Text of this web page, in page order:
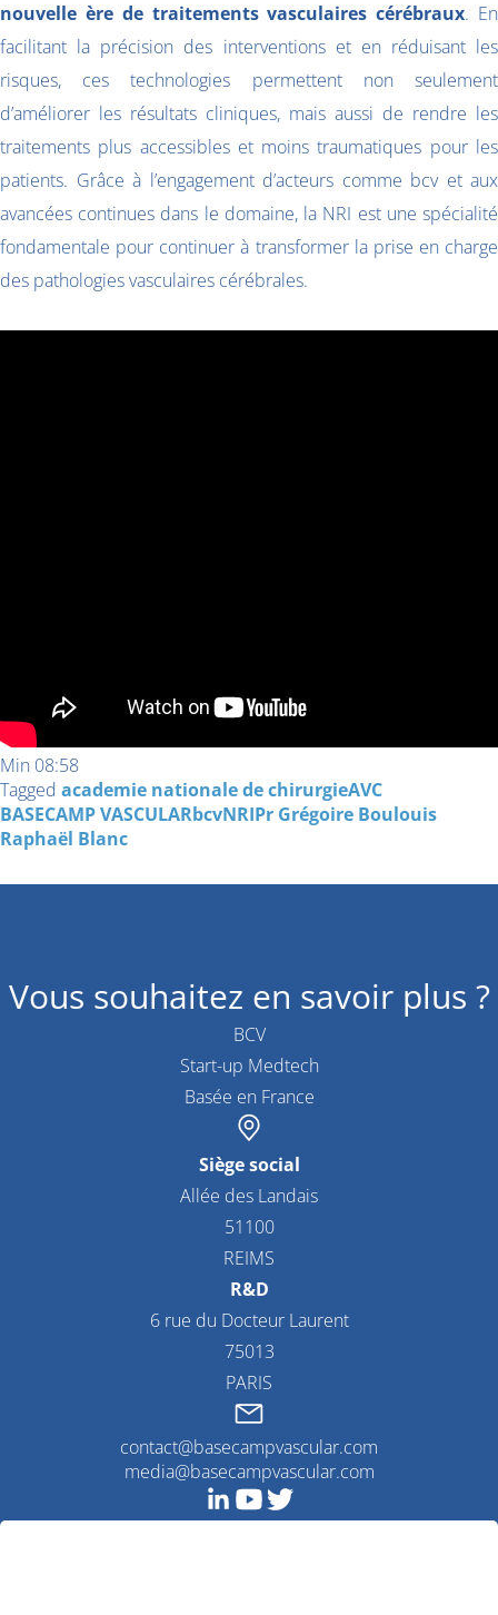
nouvelle ère de traitements vasculaires cérébraux. En
facilitant la précision des interventions et en réduisant les
risques, ces technologies permettent non seulement
d’améliorer les résultats cliniques, mais aussi de rendre les
traitements plus accessibles et moins traumatiques pour les
patients. Grâce à l’engagement d’acteurs comme bcv et aux
avancées continues dans le domaine, la NRI est une spécialité
fondamentale pour continuer à transformer la prise en charge
des pathologies vasculaires cérébrales.
Min 08:58
Tagged academie nationale de chirurgieAVC
BASECAMP VASCULARbcvNRIPr Grégoire Boulouis
Raphaël Blanc
Vous souhaitez en savoir plus ?
BCV
Start-up Medtech
Basée en France
Siège social
Allée des Landais
51100
REIMS
R&D
6 rue du Docteur Laurent
75013
PARIS
contact@basecampvascular.com
media@basecampvascular.com